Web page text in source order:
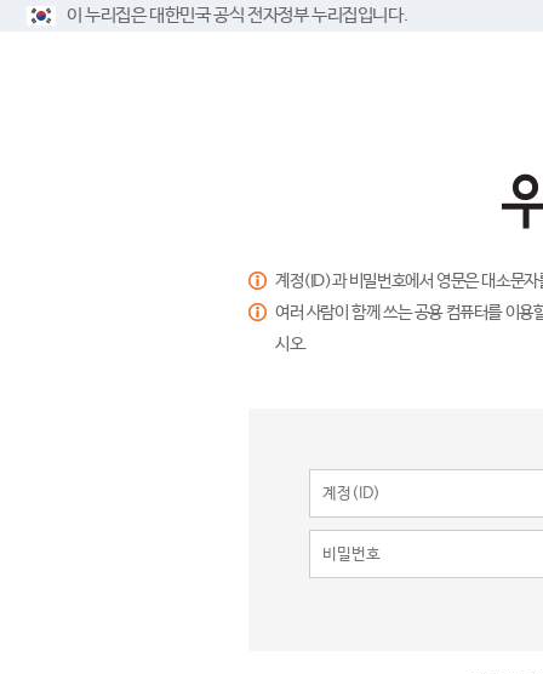
이 누리집은 대한민국 공식 전자정부 누리집입니다.
계정(ID)과 비밀번호에서 영문은 대소문
여러 사람이 함께 쓰는 공용 컴퓨터를 이
시오.